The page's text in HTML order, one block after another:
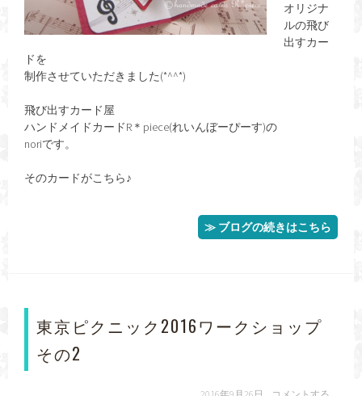
オリジナ
ルの飛び
出すカー
ドを
制作させていただきました(*^^*)
飛び出すカード屋
ハンドメイドカードR＊piece(れいんぼーぴーす)の
noriです。
そのカードがこちら♪
≫ ブログの続きはこちら
東京ピクニック2016ワークショップ
その2